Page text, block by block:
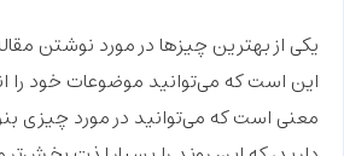
یکی از بهترین چیزها در مورد نوشتن
این است که می‌توانید موضوعات خود را
معنی است که می‌توانید در مورد چیزی